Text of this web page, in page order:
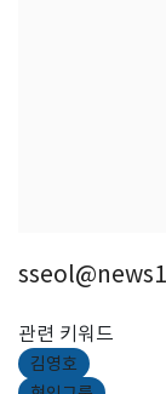
관련 키워드
김영호